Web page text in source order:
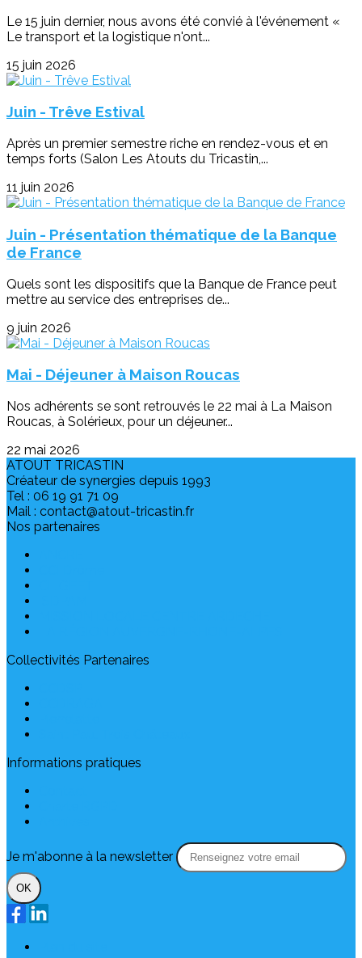
Le 15 juin dernier, nous avons été convié à l'événement «
Le transport et la logistique n'ont...
15 juin 2026
Juin - Trêve Estival
Après un premier semestre riche en rendez-vous et en
temps forts (Salon Les Atouts du Tricastin,...
11 juin 2026
Juin - Présentation thématique de la Banque
de France
Quels sont les dispositifs que la Banque de France peut
mettre au service des entreprises de...
9 juin 2026
Mai - Déjeuner à Maison Roucas
Nos adhérents se sont retrouvés le 22 mai à La Maison
Roucas, à Solérieux, pour un déjeuner...
22 mai 2026
ATOUT TRICASTIN
Créateur de synergies depuis 1993
Tel : 06 19 91 71 09
Mail : contact@atout-tricastin.fr
Nos partenaires
Collectivités Partenaires
Informations pratiques
Je m'abonne à la newsletter
OK